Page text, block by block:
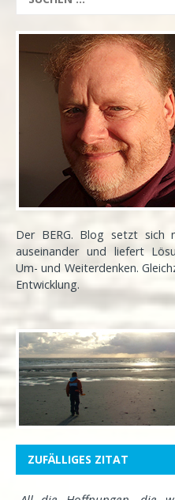
Der BERG. Blog setzt sich
auseinander und liefert
Um- und Weiterdenken.
Entwicklung.
ZUFÄLLIGES ZITAT